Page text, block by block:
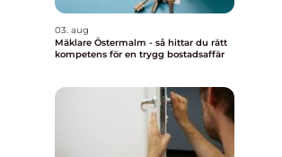
03. aug
Mäklare Östermalm - så hittar du rätt
kompetens för en trygg bostadsaffär